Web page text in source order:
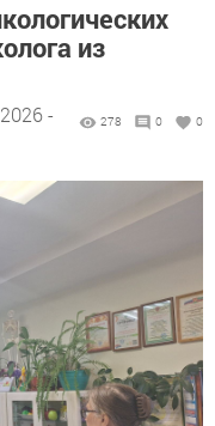
из
-
278 0 0